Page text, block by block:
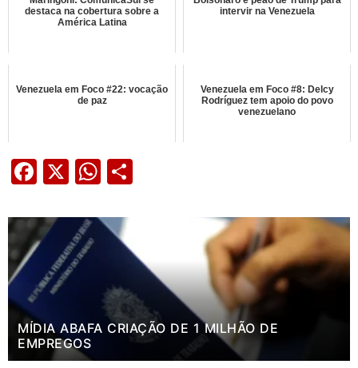
destaca na cobertura sobre a
América Latina
intervir na Venezuela
Venezuela em Foco #22: vocação
de paz
Venezuela em Foco #8: Delcy
Rodríguez tem apoio do povo
venezuelano
Facebook
X WhatsApp
MÍDIA ABAFA CRIAÇÃO DE 1 MILHÃO DE
EMPREGOS